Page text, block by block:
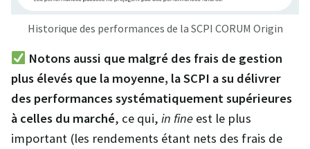
Historique des performances de la SCPI CORUM Origin
Notons aussi que malgré des frais de gestion
plus élevés que la moyenne, la SCPI a su délivrer
des performances systématiquement supérieures
à celles du marché, ce qui, in fine est le plus
important (les rendements étant nets des frais de